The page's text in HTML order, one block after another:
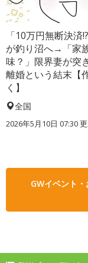
「10万円無断決済
が釣り沼へ→「家
味？」限界妻が突
離婚という結末【
く】
全国
2026年5月10日 07:30
GWイベント